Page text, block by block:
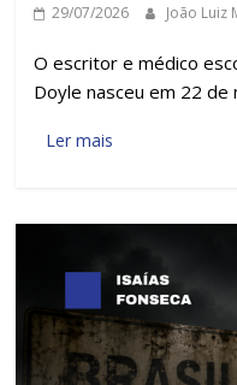
29/07/2026 João Luiz
O escritor e médico
Doyle nasceu em 22
Ler mais